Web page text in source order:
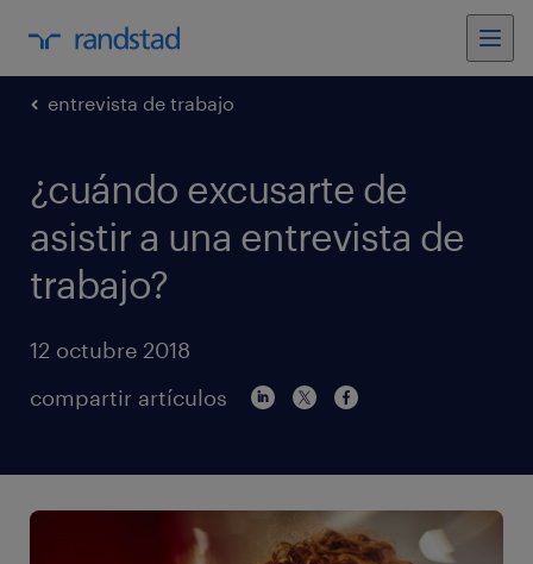
entrevista de trabajo
¿cuándo excusarte de
asistir a una entrevista de
trabajo?
12 octubre 2018
compartir artículos